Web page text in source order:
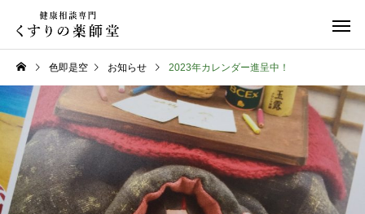
日常のこと お知らせ
色即是空 お知らせ 2023年カレンダー進呈中！